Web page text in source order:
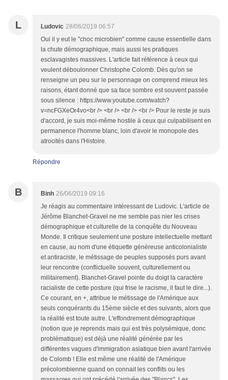
L Ludovic 28/06/2019 06:57
Oui il y eut le "choc microbien" comme cause essentielle dans
la chute démographique, mais aussi les pratiques
esclavagistes massives. L'article fait référence à ceux qui
veulent déboulonner Christophe Colomb. Dès qu'on se
renseigne un peu sur le personnage on comprend mieux les
raisons, étant donné que sa face sombre est souvent passée
sous silence : https://www.youtube.com/watch?
v=ncFGXeOr4vo<br /> <br /> <br /> <br /> Pour le reste je suis
d'accord, je suis moi-même hostile à ceux qui culpabilisent en
permanence l'homme blanc, loin d'avoir le monopole des
atrocités dans l'Histoire.
Répondre
B Binh 26/06/2019 09:16
Je réagis au commentaire intéressant de Ludovic. L'article de
Jérôme Blanchet-Gravel ne me semble pas nier les crises
démographique et culturelle de la conquête du Nouveau
Monde. Il critique seulement une posture intellectuelle mettant
en cause, au nom d'une étiquette généreuse anticolonialiste
et antiraciste, le métissage de peuples supposés purs avant
leur rencontre (conflictuelle souvent, culturellement ou
militairement). Blanchet-Gravel pointe du doigt la caractère
racialiste de cette posture (qui frise le racisme, il faut le dire...).
Ce courant, en +, attribue le métissage de l'Amérique aux
seuls conquérants du 15ème siècle et des suivants, alors que
la réalité est toute autre. L'effondrement démographique
(notion que je reprends mais qui est très polysémique, donc
problématique) est déjà une réalité générée par les
différentes vagues d'immigration asiatique bien avant l'arrivée
de Colomb ! Elle est même une réalité de l'Amérique
précolombienne quand on connait les conflits ou les